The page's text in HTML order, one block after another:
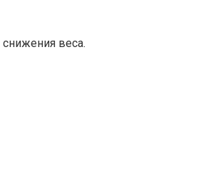
веса.